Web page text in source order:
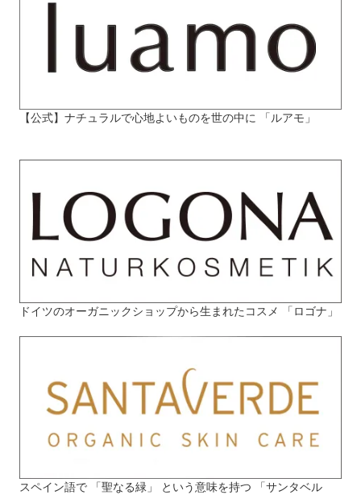
【公式】ナチュラルで心地よいものを世の中に 「ルアモ」
ドイツのオーガニックショップから生まれたコスメ 「ロゴナ」
スペイン語で 「聖なる緑」 という意味を持つ 「サンタベル